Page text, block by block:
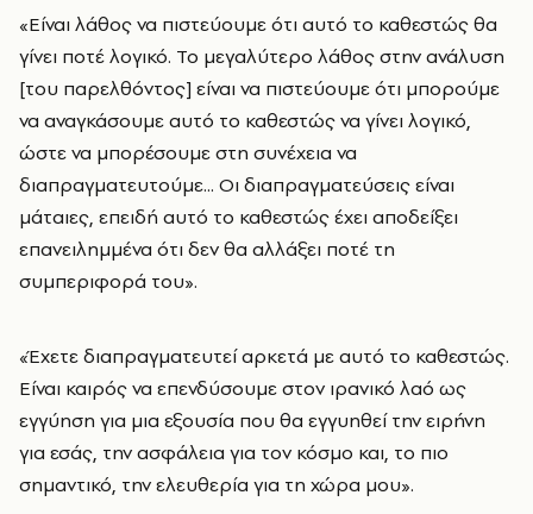
«Είναι λάθος να πιστεύουμε ότι αυτό το καθεστώς θα
γίνει ποτέ λογικό. Το μεγαλύτερο λάθος στην ανάλυση
[του παρελθόντος] είναι να πιστεύουμε ότι μπορούμε
να αναγκάσουμε αυτό το καθεστώς να γίνει λογικό,
ώστε να μπορέσουμε στη συνέχεια να
διαπραγματευτούμε... Οι διαπραγματεύσεις είναι
μάταιες, επειδή αυτό το καθεστώς έχει αποδείξει
επανειλημμένα ότι δεν θα αλλάξει ποτέ τη
συμπεριφορά του».
«Έχετε διαπραγματευτεί αρκετά με αυτό το καθεστώς.
Είναι καιρός να επενδύσουμε στον ιρανικό λαό ως
εγγύηση για μια εξουσία που θα εγγυηθεί την ειρήνη
για εσάς, την ασφάλεια για τον κόσμο και, το πιο
σημαντικό, την ελευθερία για τη χώρα μου».